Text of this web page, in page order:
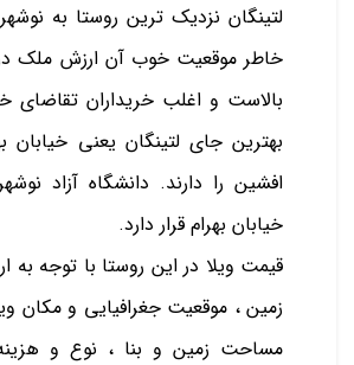
لتینگان نزدیک ‌ترین روستا به
خاطر موقعیت خوب آن ارزش ملک
بالاست و اغلب خریداران تقاضای
بهترین جای لتینگان یعنی خیابان
افشین را دارند. دانشگاه آزاد
خیابان بهرام قرار دارد.
قیمت ویلا در این روستا با توجه به
زمین ، موقعیت جغرافیایی و مکان
مساحت زمین و بنا ، نوع و